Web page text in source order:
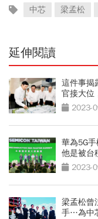
中芯 梁孟松
延伸閱讀
這件事揭
官接大位
2023-
華為5G
他是被台
2023-
梁孟松曾
手…為中